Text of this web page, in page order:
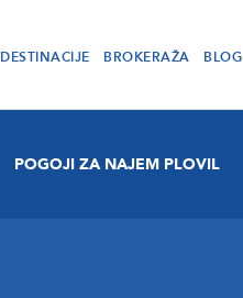
DESTINACIJE BROKERAŽA BLOG
POGOJI ZA NAJEM PLOVIL